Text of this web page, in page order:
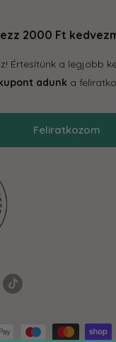
vágysz.
2000 Ft
Értesítünk a legjobb
adunk a
Feliratkozom